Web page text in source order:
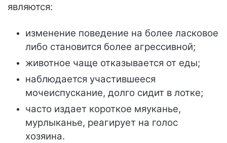
являются:
изменение поведение на более ласковое
либо становится более агрессивной;
животное чаще отказывается от еды;
наблюдается участившееся
мочеиспускание, долго сидит в лотке;
часто издает короткое мяуканье,
мурлыканье, реагирует на голос
хозяина.